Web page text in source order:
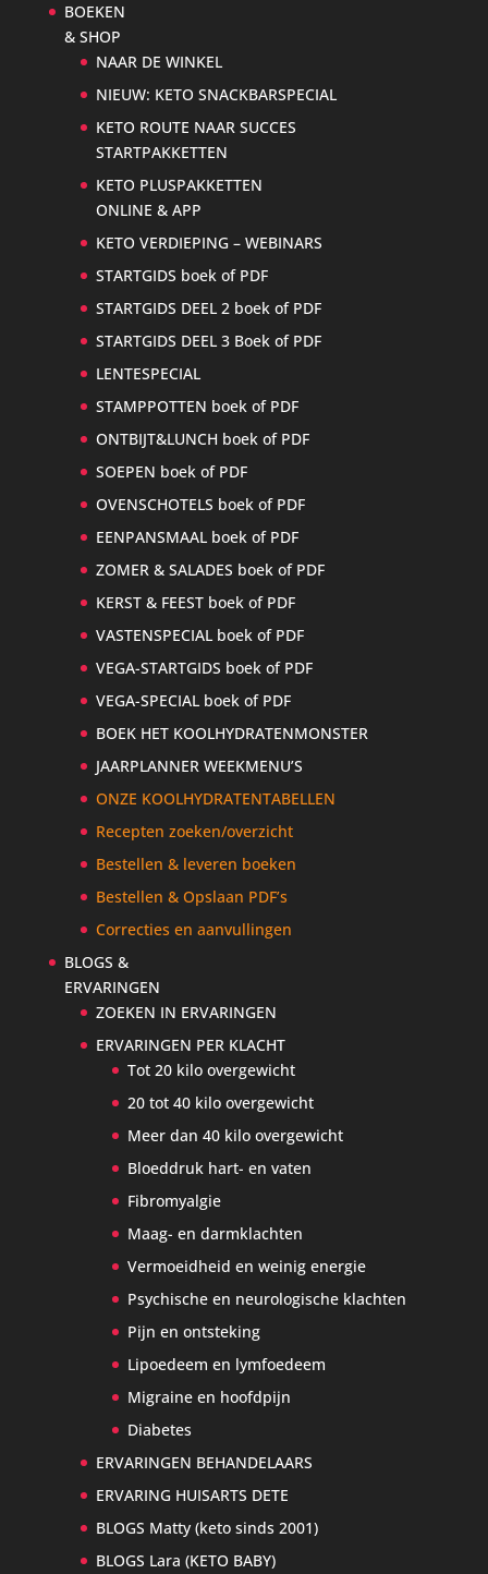
BOEKEN
& SHOP
NAAR DE WINKEL
NIEUW: KETO SNACKBARSPECIAL
KETO ROUTE NAAR SUCCES
STARTPAKKETTEN
KETO PLUSPAKKETTEN
ONLINE & APP
KETO VERDIEPING – WEBINARS
STARTGIDS boek of PDF
STARTGIDS DEEL 2 boek of PDF
STARTGIDS DEEL 3 Boek of PDF
LENTESPECIAL
STAMPPOTTEN boek of PDF
ONTBIJT&LUNCH boek of PDF
SOEPEN boek of PDF
OVENSCHOTELS boek of PDF
EENPANSMAAL boek of PDF
ZOMER & SALADES boek of PDF
KERST & FEEST boek of PDF
VASTENSPECIAL boek of PDF
VEGA-STARTGIDS boek of PDF
VEGA-SPECIAL boek of PDF
BOEK HET KOOLHYDRATENMONSTER
JAARPLANNER WEEKMENU’S
ONZE KOOLHYDRATENTABELLEN
Recepten zoeken/overzicht
Bestellen & leveren boeken
Bestellen & Opslaan PDF’s
Correcties en aanvullingen
BLOGS &
ERVARINGEN
ZOEKEN IN ERVARINGEN
ERVARINGEN PER KLACHT
Tot 20 kilo overgewicht
20 tot 40 kilo overgewicht
Meer dan 40 kilo overgewicht
Bloeddruk hart- en vaten
Fibromyalgie
Maag- en darmklachten
Vermoeidheid en weinig energie
Psychische en neurologische klachten
Pijn en ontsteking
Lipoedeem en lymfoedeem
Migraine en hoofdpijn
Diabetes
ERVARINGEN BEHANDELAARS
ERVARING HUISARTS DETE
BLOGS Matty (keto sinds 2001)
BLOGS Lara (KETO BABY)